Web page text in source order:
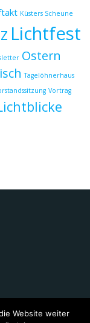
Küsters Scheune
Lichtfest
Ostern
Tagelöhnerhaus
Vortrag
Website weiter